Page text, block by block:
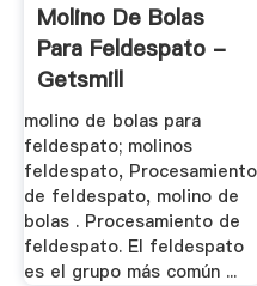
Molino De Bolas
Para Feldespato -
Getsmill
molino de bolas para
feldespato; molinos
feldespato, Procesamiento
de feldespato, molino de
bolas . Procesamiento de
feldespato. El feldespato
es el grupo más común ...